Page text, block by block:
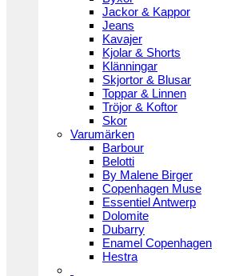
Jackor & Kappor
Jeans
Kavajer
Kjolar & Shorts
Klänningar
Skjortor & Blusar
Toppar & Linnen
Tröjor & Koftor
Skor
Varumärken
Barbour
Belotti
By Malene Birger
Copenhagen Muse
Essentiel Antwerp
Dolomite
Dubarry
Enamel Copenhagen
Hestra